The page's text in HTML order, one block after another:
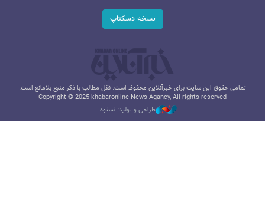
نسخه دسکتاپ
تمامی حقوق این سایت برای خبرآنلاین محفوظ است. نقل مطالب با ذکر منبع بلامانع است.
Copyright © 2025 khabaronline News Agancy, All rights reserved
طراحی و تولید: نستوه